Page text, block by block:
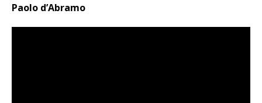
Paolo d’Abramo